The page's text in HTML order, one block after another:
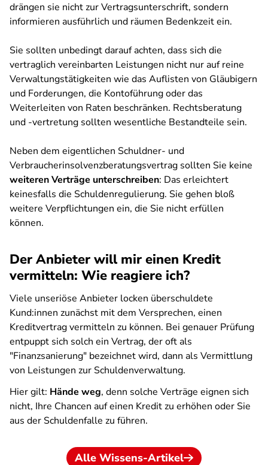
drängen sie nicht zur Vertragsunterschrift, sondern
informieren ausführlich und räumen Bedenkzeit ein.
Sie sollten unbedingt darauf achten, dass sich die
vertraglich vereinbarten Leistungen nicht nur auf reine
Verwaltungstätigkeiten wie das Auflisten von Gläubigern
und Forderungen, die Kontoführung oder das
Weiterleiten von Raten beschränken. Rechtsberatung
und -vertretung sollten wesentliche Bestandteile sein.
Neben dem eigentlichen Schuldner- und
Verbraucherinsolvenzberatungsvertrag sollten Sie keine
weiteren Verträge unterschreiben: Das erleichtert
keinesfalls die Schuldenregulierung. Sie gehen bloß
weitere Verpflichtungen ein, die Sie nicht erfüllen
können.
Der Anbieter will mir einen Kredit
vermitteln: Wie reagiere ich?
Viele unseriöse Anbieter locken überschuldete
Kund:innen zunächst mit dem Versprechen, einen
Kreditvertrag vermitteln zu können. Bei genauer Prüfung
entpuppt sich solch ein Vertrag, der oft als
"Finanzsanierung" bezeichnet wird, dann als Vermittlung
von Leistungen zur Schuldenverwaltung.
Hier gilt: Hände weg, denn solche Verträge eignen sich
nicht, Ihre Chancen auf einen Kredit zu erhöhen oder Sie
aus der Schuldenfalle zu führen.
Alle Wissens-Artikel